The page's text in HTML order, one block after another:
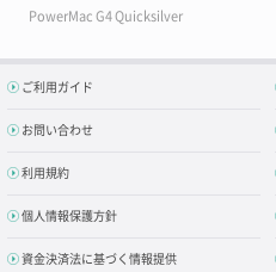
PowerMac G4 Quicksilver
ご利用ガイド
お問い合わせ
利用規約
個人情報保護方針
資金決済法に基づく情報提供